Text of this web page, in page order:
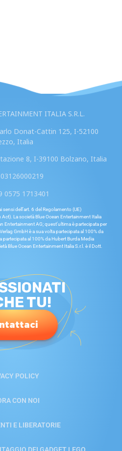
ITALIA S.R.L.
Donat-Cattin 125, I-52100
Italia
8, I-39100 Bolzano, Italia
03126000219
0575 1713401
dell’art. 6 del Regolamento (UE)
La società Blue Ocean Entertainment Italia
Entertainment AG; quest’ultima è partecipata per
GmbH è a sua volta partecipata al 100% da
partecipata al 100% da Hubert Burda Media
Blue Ocean Entertainment Italia S.r.l. è il Dott.
TU!
POLICY
CON NOI
E LIBERATORIE
DEI GADGET LEGO